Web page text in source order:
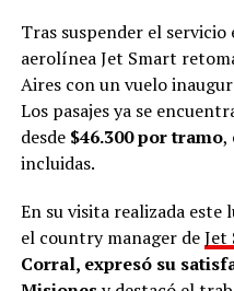
respeto por nuestro
Puente Quemado
Seguidamente,refirió al
comunidad mbya Puente
Senay que -a 48 horas de
por la Fiscalía de
encabezada porHéctor
Tras suspender el
aerolínea Jet Smart
Aires con un vuelo
Los pasajes ya se
desde $46.300 por tramo,
incluidas.
En su visita realizada este
el country manager deJet
Corral, expresó su